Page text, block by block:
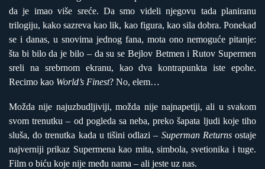
da je imao više sreće. Da smo videli njegovu tada planiranu
trilogiju, kako sazreva kao lik, kao figura, kao sila dobra. Ponekad
se i danas, u snovima jednog fana, mota ono nemoguće pitanje:
šta bi bilo da je bilo – da su se Bejlov Betmen i Rutov Supermen
sreli na srebrnom ekranu, kao dva kontrapunkta iste epohe.
Recimo kao World’s Finest? No, elem…
Možda nije najuzbudljiviji, možda nije najnapetiji, ali u svakom
svom trenutku – od pogleda sa neba, preko šapata ljudi koje tiho
sluša, do trenutka kada u tišini odlazi – Superman Returnsostaje
najverniji prikaz Supermena kao mita, simbola, svetionika i tuge.
Film o biću koje nije među nama – ali jeste uz nas.